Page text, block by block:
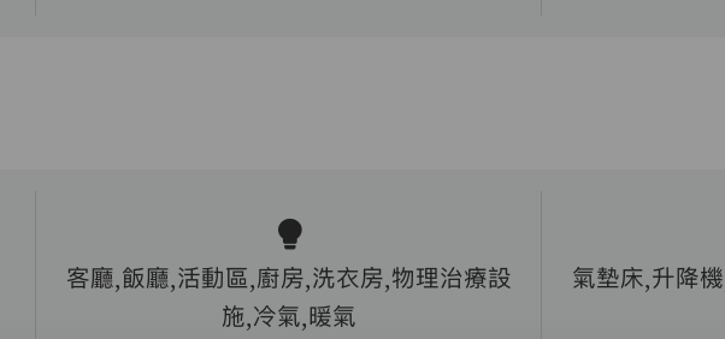
客廳,飯廳,活動區,廚房,洗衣房,物理治療設
施,冷氣,暖氣
氣墊床,升降